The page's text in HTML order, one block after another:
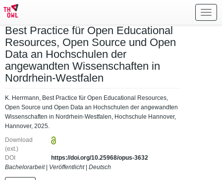
Best Practice für Open Educational
Resources, Open Source und Open
Data an Hochschulen der
angewandten Wissenschaften in
Nordrhein-Westfalen
K. Herrmann, Best Practice für Open Educational Resources,
Open Source und Open Data an Hochschulen der angewandten
Wissenschaften in Nordrhein-Westfalen, Hochschule Hannover,
Hannover, 2025.
Download
(ext.)
DOI
https://doi.org/10.25968/opus-3632
Bachelorarbeit| Veröffentlicht| Deutsch